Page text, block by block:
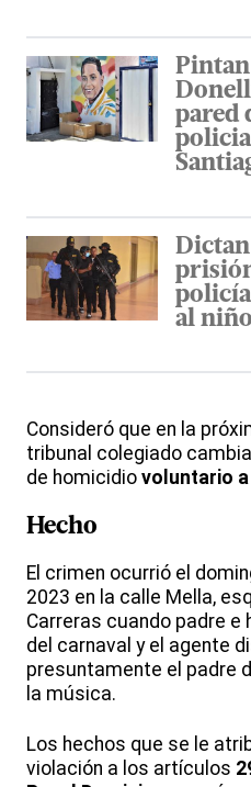
pared
Dictan
al
Consideró que en la
tribunal colegiado
de homicidio voluntario
Hecho
El crimen ocurrió el
2023 en la calle Mella,
Carreras cuando padre
del carnaval y el agente
presuntamente el padre
la música.
Los hechos que se le
violación a los artículos